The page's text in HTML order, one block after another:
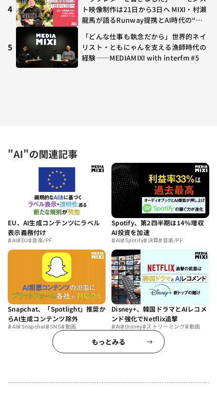
"AI"の関連記事
EU、AI生成コンテンツにラベル
表示義務付け
#AI#EU#音楽/PF
Spotify、第2四半期は14%増収
AI投資を加速
#AI#Spotify#決算#音楽/PF
Snapchat、「Spotlight」推奨か
らAI生成コンテンツ除外
#AI#Snapchat#SNS#動画
Disney+、韓国ドラマとAIレコメ
ンド強化でNetflix追撃
#AI# Disney#ストリーミング#動画
もっとみる
4
ト映像制作は21日から3日へ MIXI・村瀨
龍馬が語るRunway提携とAI時代の“つ
5
「どんな仕事も執念だから」世界的ネイ
リスト・ともにゃんを支える漁師時代の
経験——MEDIAMIXI with interfm #5